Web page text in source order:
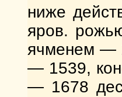
ниже
яров.
ячменем —
— 1539,
— 1678